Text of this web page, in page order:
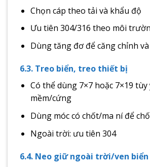
Chọn cáp theo tải và khẩu độ
Ưu tiên 304/316 theo môi
Dùng tăng đơ để căng chỉnh
6.3. Treo biển, treo thiết bị
Có thể dùng 7×7 hoặc 7×19 tùy
mềm/cứng
Dùng móc có chốt/ma ní để
Ngoài trời: ưu tiên 304
6.4. Neo giữ ngoài trời/ven biển